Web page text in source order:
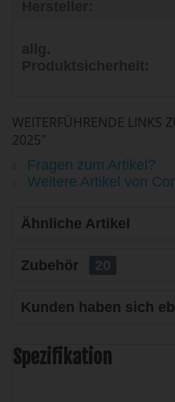
allg.
Produktsicherheit:
WEITERFÜHRENDE LINKS
2025"
Fragen zum Artikel?
Weitere Artikel von
Ähnliche Artikel
Zubehör 20
Kunden haben sich
Spezifikation